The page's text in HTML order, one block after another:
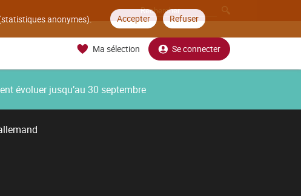
anonymes). Accepter Refuser
Ma sélection Se connecter
évoluer jusqu’au 30 septembre